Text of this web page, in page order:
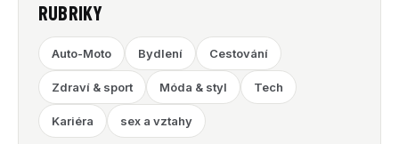
RUBRIKY
Auto-Moto Bydlení Cestování
Zdraví & sport Móda & styl Tech
Kariéra sex a vztahy